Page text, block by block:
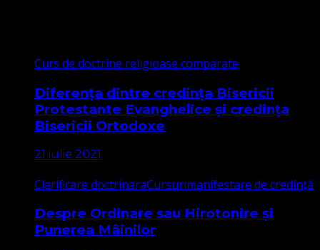
Curs de doctrine religioase comparate
Diferența dintre credința Bisericii
Protestante Evanghelice și credința
Bisericii Ortodoxe
21 iulie 2021
Clarificare doctrinaraCursurimanifestare de credință
Despre Ordinare sau Hirotonire și
Punerea Mâinilor